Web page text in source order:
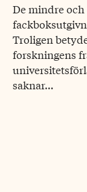
De mindre
Troligen
forskningens
saknar…